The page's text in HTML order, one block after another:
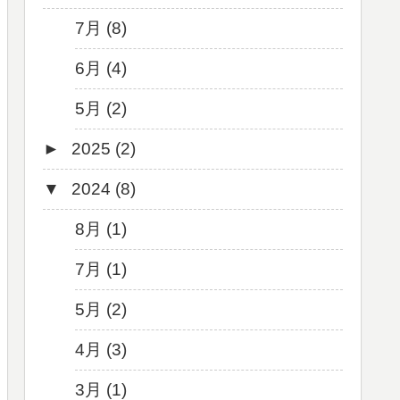
7月 (8)
6月 (4)
5月 (2)
► 2025 (2)
12月 (1)
6月 (1)
▼ 2024 (8)
8月 (1)
7月 (1)
5月 (2)
4月 (3)
3月 (1)